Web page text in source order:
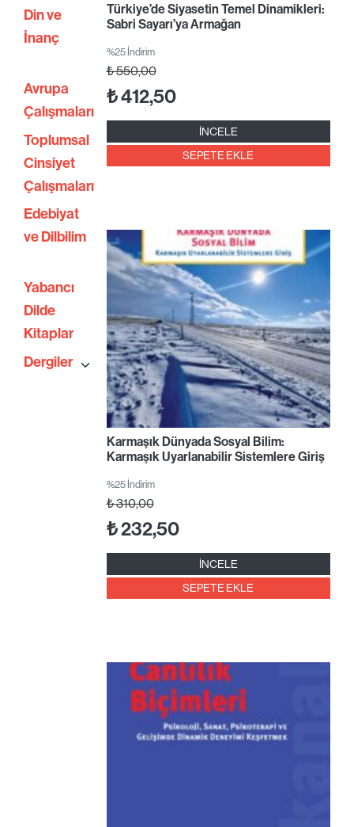
Din ve
İnanç
Avrupa
Çalışmaları
Toplumsal
Cinsiyet
Çalışmaları
Edebiyat
ve Dilbilim
Yabancı
Dilde
Kitaplar
Dergiler
Türkiye’de Siyasetin Temel Dinamikleri:
Sabri Sayarı’ya Armağan
%25 İndirim
₺550,00
₺412,50
İNCELE
SEPETE EKLE
Karmaşık Dünyada Sosyal Bilim:
Karmaşık Uyarlanabilir Sistemlere Giriş
%25 İndirim
₺310,00
₺232,50
İNCELE
SEPETE EKLE